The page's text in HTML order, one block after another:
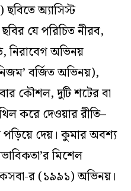
অ্যাসিস্ট
যে পরিচিত নীরব,
নিরাবেগ অভিনয়
বর্জিত অভিনয়),
কৌশল, দুটি শটের বা
করে দেওয়ার রীতি–
দেয়। কুমার অবশ্য
মিশেল
-র (১৯৯১) অভিনয়।